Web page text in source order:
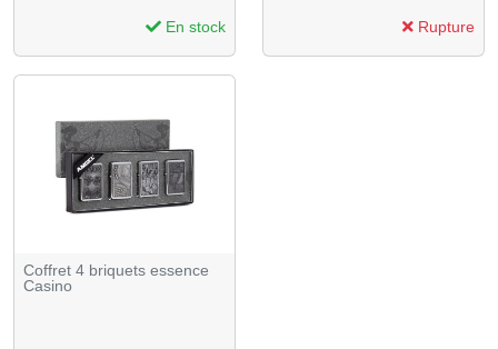
En stock Rupture
Coffret 4 briquets essence
Casino